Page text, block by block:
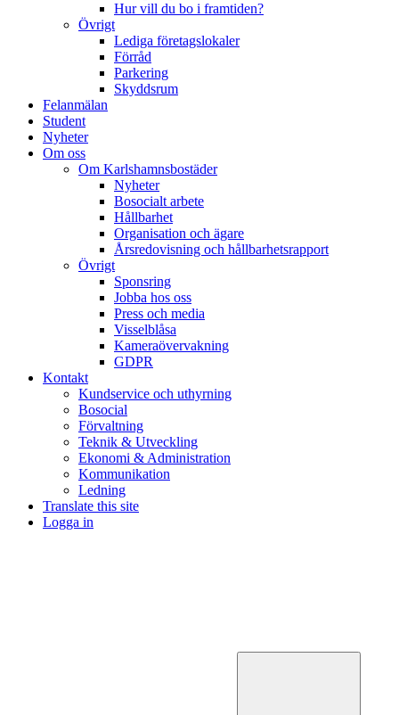
Hur vill du bo i framtiden?
Övrigt
Lediga företagslokaler
Förråd
Parkering
Skyddsrum
Felanmälan
Student
Nyheter
Om oss
Om Karlshamnsbostäder
Nyheter
Bosocialt arbete
Hållbarhet
Organisation och ägare
Årsredovisning och hållbarhetsrapport
Övrigt
Sponsring
Jobba hos oss
Press och media
Visselblåsa
Kameraövervakning
GDPR
Kontakt
Kundservice och uthyrning
Bosocial
Förvaltning
Teknik & Utveckling
Ekonomi & Administration
Kommunikation
Ledning
Translate this site
Logga in